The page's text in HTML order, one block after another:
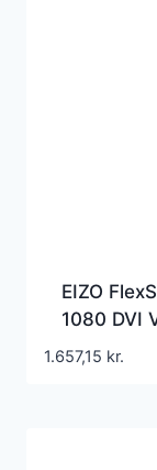
EIZO
1080 DVI
Pivot
1.657,15 kr.